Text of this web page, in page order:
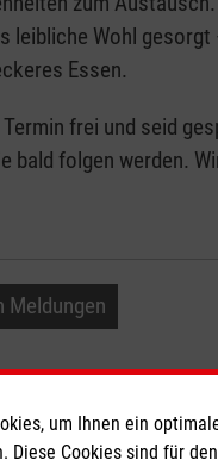
leibliche Wohl gesorgt
Essen.
frei und seid
bald folgen werden.
Meldungen
um Ihnen ein
Diese Cookies sind für